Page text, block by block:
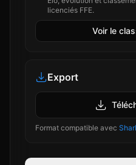
licenciés FFE.
Voir le
Export
Format compatible avec